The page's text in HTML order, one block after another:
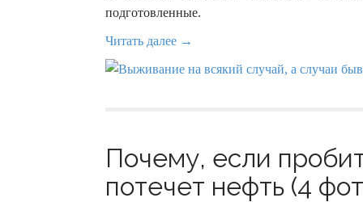
подготовленные.
Читать далее →
Почему, если
потечет нефть (4